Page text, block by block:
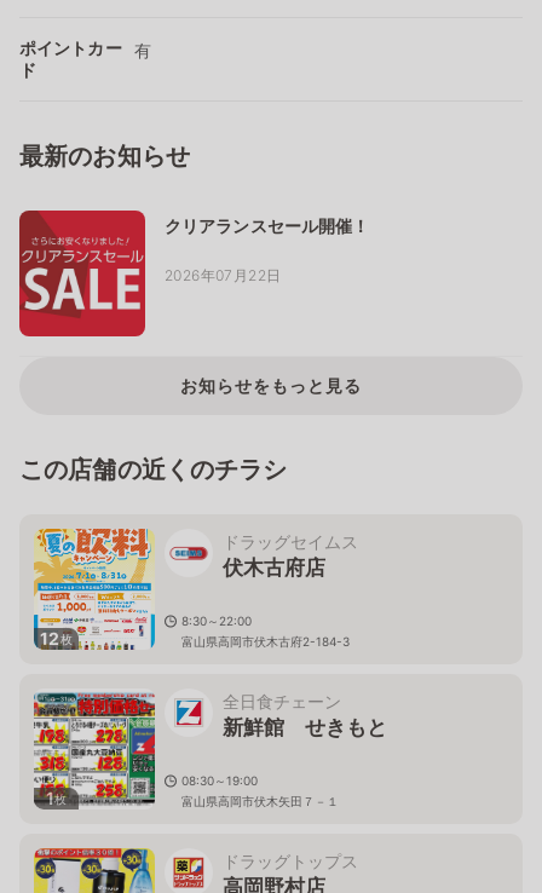
ポイントカー
ド
有
最新のお知らせ
クリアランスセール開催！
2026年07月22日
お知らせをもっと見る
この店舗の近くのチラシ
12枚
ドラッグセイムス
伏木古府店
8:30～22:00
富山県高岡市伏木古府2-184-3
1枚
全日食チェーン
新鮮館 せきもと
08:30～19:00
富山県高岡市伏木矢田７－１
ドラッグトップス
高岡野村店